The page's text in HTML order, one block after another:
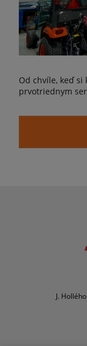
Od chvíle, keď
prvotriednym
J.